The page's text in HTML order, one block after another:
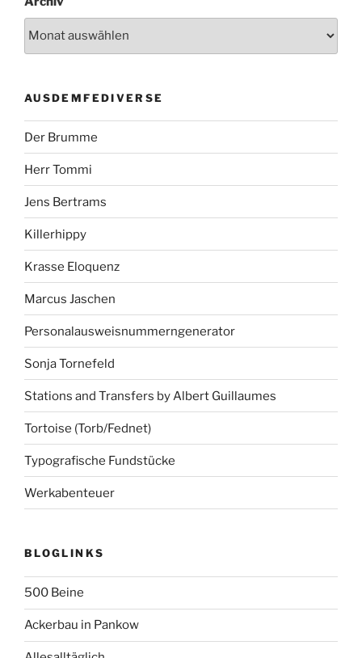
AUSDEMFEDIVERSE
Der Brumme
Herr Tommi
Jens Bertrams
Killerhippy
Krasse Eloquenz
Marcus Jaschen
Personalausweisnummerngenerator
Sonja Tornefeld
Stations and Transfers by Albert Guillaumes
Tortoise (Torb/Fednet)
Typografische Fundstücke
Werkabenteuer
BLOGLINKS
500 Beine
Ackerbau in Pankow